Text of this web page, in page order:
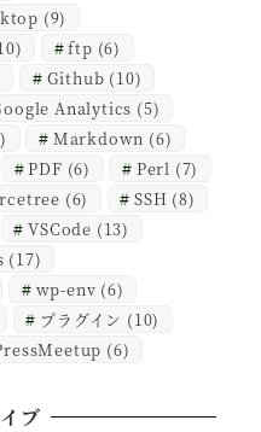
(9)
ftp (6)
Github (10)
Analytics (5)
Markdown (6)
PDF (6) Perl (7)
(6) SSH (8)
VSCode (13)
(17)
wp-env (6)
プラグイン (10)
(6)
ブ